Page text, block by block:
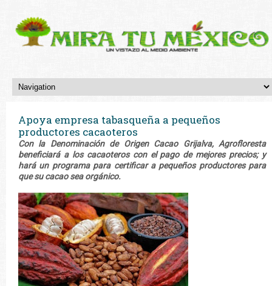
Apoya empresa tabasqueña a pequeños
productores cacaoteros
Con la Denominación de Origen Cacao Grijalva, Agrofloresta
beneficiará a los cacaoteros con el pago de mejores precios; y
hará un programa para certificar a pequeños productores para
que su cacao sea orgánico.